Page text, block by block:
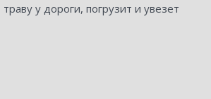
траву у дороги, погрузит и увезет